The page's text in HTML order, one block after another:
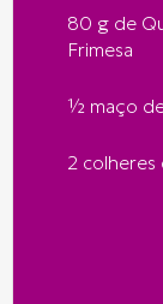
80 g de
Frimesa
½ maço
2 colheres